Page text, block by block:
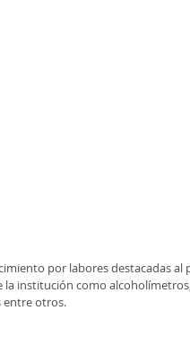
por labores destacadas al
institución como
entre otros.